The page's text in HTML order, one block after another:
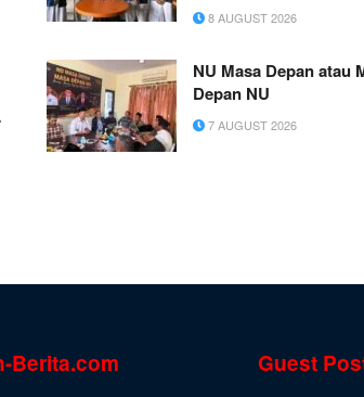
8 AUGUST 2026
NU Masa Depan atau
Depan NU
7 AUGUST 2026
Berita.com Guest